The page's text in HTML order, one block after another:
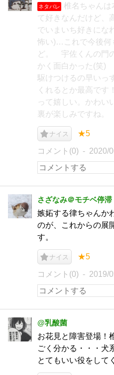
ネタバレ
椎名ちゃんは
て好きなんだけど、
でいまいち好きにな
怖い)…これで今後何
ど。 宇佐くんの門
かく面白かった(笑)
駆けつけるの早いっ
くれるとか最高で
って嬉しい。かわい
裏が楽しみですね。
ナイス ★5
コメント(0) 2020/
さざなみ＠モチベ停滞
嫉妬する律ちゃんか
のが、これからの展
す。
ナイス ★5
コメント(0) 2019/
@乳酸菌
お花見と障害登場！
ごく分かる・・・犬
とてもいい役をして